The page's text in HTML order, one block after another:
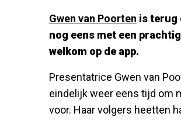
Gwen van Poorten is terug
nog eens met een
welkom op de app.
Presentatrice Gwen van
eindelijk weer eens tijd om
voor. Haar volgers heetten